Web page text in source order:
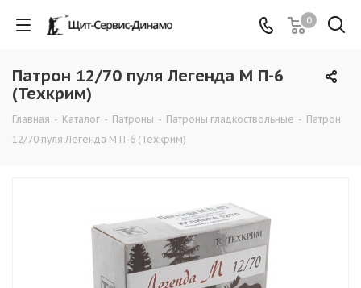
0
Патрон 12/70 пуля Легенда М П-6
(Техкрим)
Главная - Каталог - Патроны - Патроны гладкоствольные - Патрон
12/70 пуля Легенда М П-6 (Техкрим)